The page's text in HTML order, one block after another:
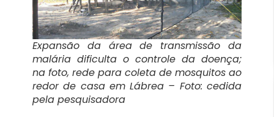
Expansão da área de transmissão da
malária dificulta o controle da doença;
na foto, rede para coleta de mosquitos ao
redor de casa em Lábrea – Foto: cedida
pela pesquisadora